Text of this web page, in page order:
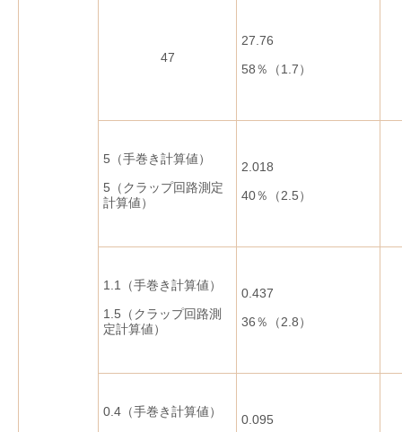
47
27.76
58％（1.7）
5（手巻き計算値）
5（クラップ回路測定
計算値）
2.018
40％（2.5）
1.1（手巻き計算値）
1.5（クラップ回路測
定計算値）
0.437
36％（2.8）
0.4（手巻き計算値）
0.095